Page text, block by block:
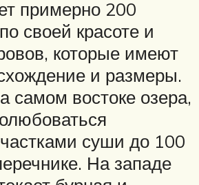
примерно 200
своей красоте и
которые имеют
и размеры.
самом востоке озера,
суши до 100
На западе